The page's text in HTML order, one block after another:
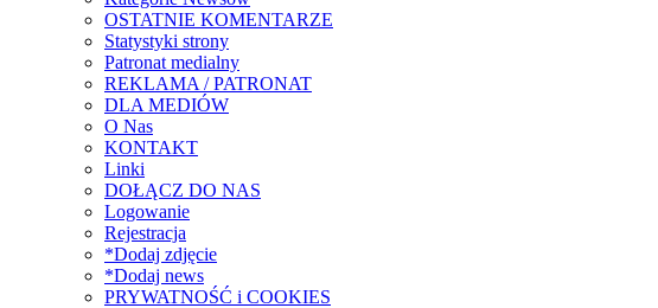
OSTATNIE KOMENTARZE
Statystyki strony
Patronat medialny
REKLAMA / PATRONAT
DLA MEDIÓW
O Nas
KONTAKT
Linki
DOŁĄCZ DO NAS
Logowanie
Rejestracja
*Dodaj zdjęcie
*Dodaj news
PRYWATNOŚĆ i COOKIES